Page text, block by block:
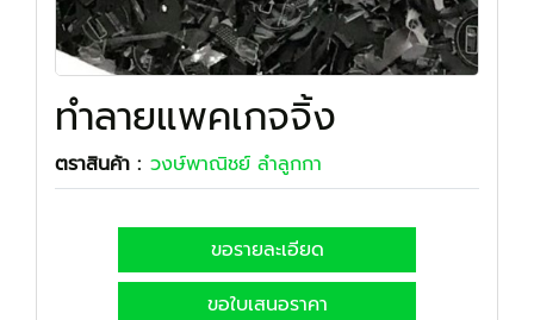
ทำลายแพคเกจจิ้ง
ตราสินค้า : วงษ์พาณิชย์ ลำลูกกา
ขอรายละเอียด
ขอใบเสนอราคา